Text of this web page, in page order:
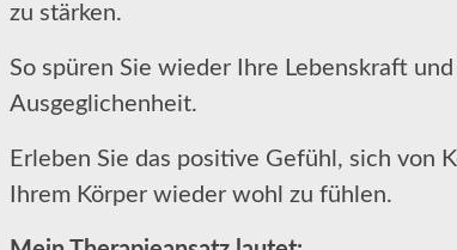
zu stärken.
So spüren Sie wieder Ihre Lebenskraft
Ausgeglichenheit.
Erleben Sie das positive Gefühl, sich von
Ihrem Körper wieder wohl zu fühlen.